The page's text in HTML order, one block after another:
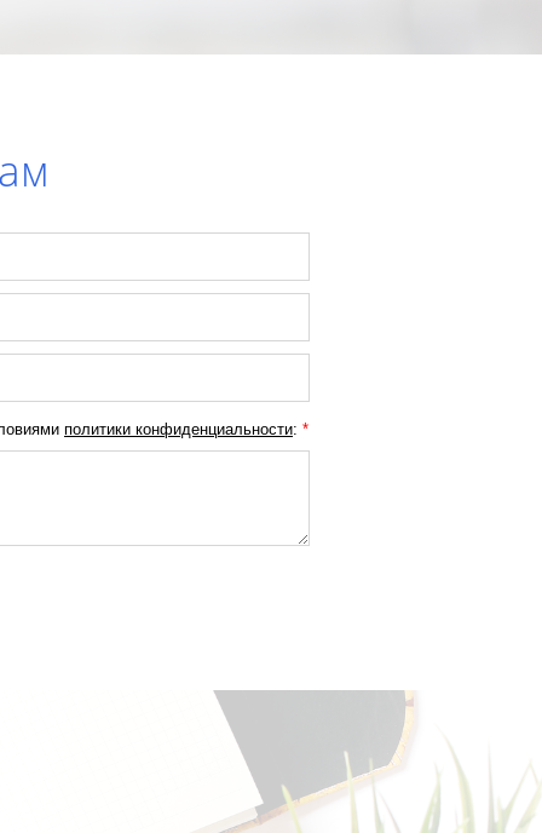
политики конфиденциальности: *